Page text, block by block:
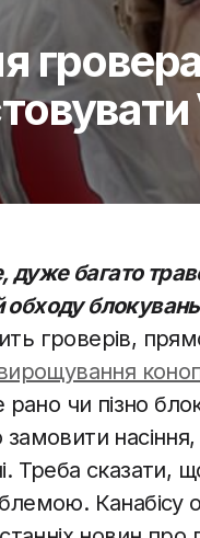
дуже багато
гроверів,
рано чи пізно
Треба сказати,
Канабісу